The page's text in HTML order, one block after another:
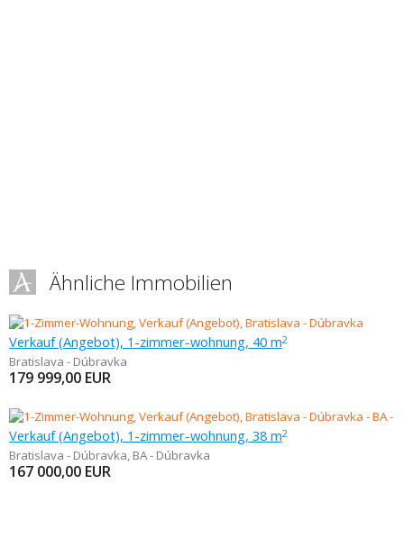
Ähnliche Immobilien
Verkauf (Angebot), 1-zimmer-wohnung, 40 m2
Bratislava - Dúbravka
179 999,00 EUR
Verkauf (Angebot), 1-zimmer-wohnung, 38 m2
Bratislava - Dúbravka, BA - Dúbravka
167 000,00 EUR